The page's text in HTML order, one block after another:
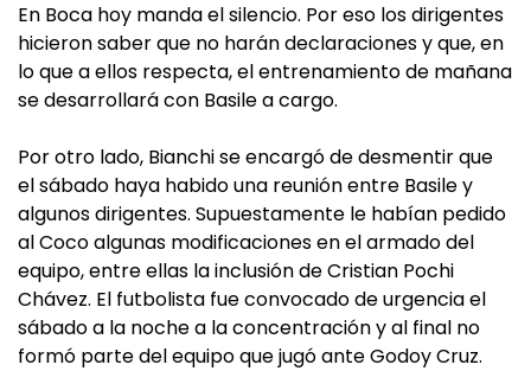
En Boca hoy manda el silencio. Por eso los dirigentes
hicieron saber que no harán declaraciones y que, en
lo que a ellos respecta, el entrenamiento de mañana
se desarrollará con Basile a cargo.
Por otro lado, Bianchi se encargó de desmentir que
el sábado haya habido una reunión entre Basile y
algunos dirigentes. Supuestamente le habían pedido
al Coco algunas modificaciones en el armado del
equipo, entre ellas la inclusión de Cristian Pochi
Chávez. El futbolista fue convocado de urgencia el
sábado a la noche a la concentración y al final no
formó parte del equipo que jugó ante Godoy Cruz.